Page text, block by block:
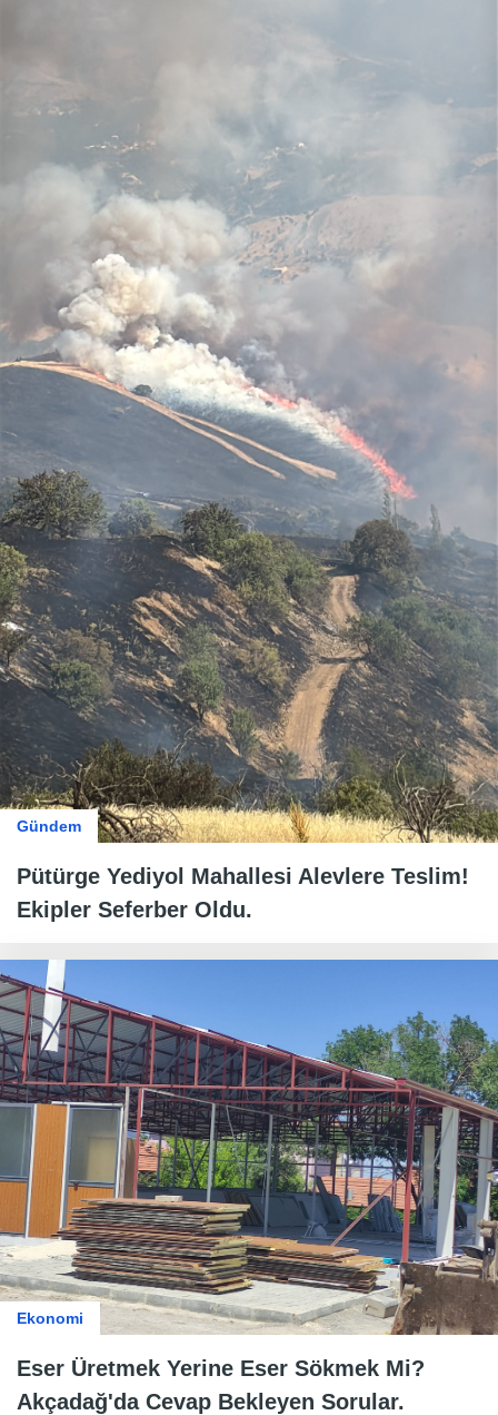
Gündem
Pütürge Yediyol Mahallesi Alevlere Teslim!
Ekipler Seferber Oldu.
Ekonomi
Eser Üretmek Yerine Eser Sökmek Mi?
Akçadağ'da Cevap Bekleyen Sorular.